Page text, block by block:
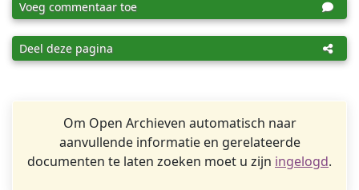
Voeg commentaar toe
Deel deze pagina
Om Open Archieven automatisch naar
aanvullende informatie en gerelateerde
documenten te laten zoeken moet u zijn ingelogd.